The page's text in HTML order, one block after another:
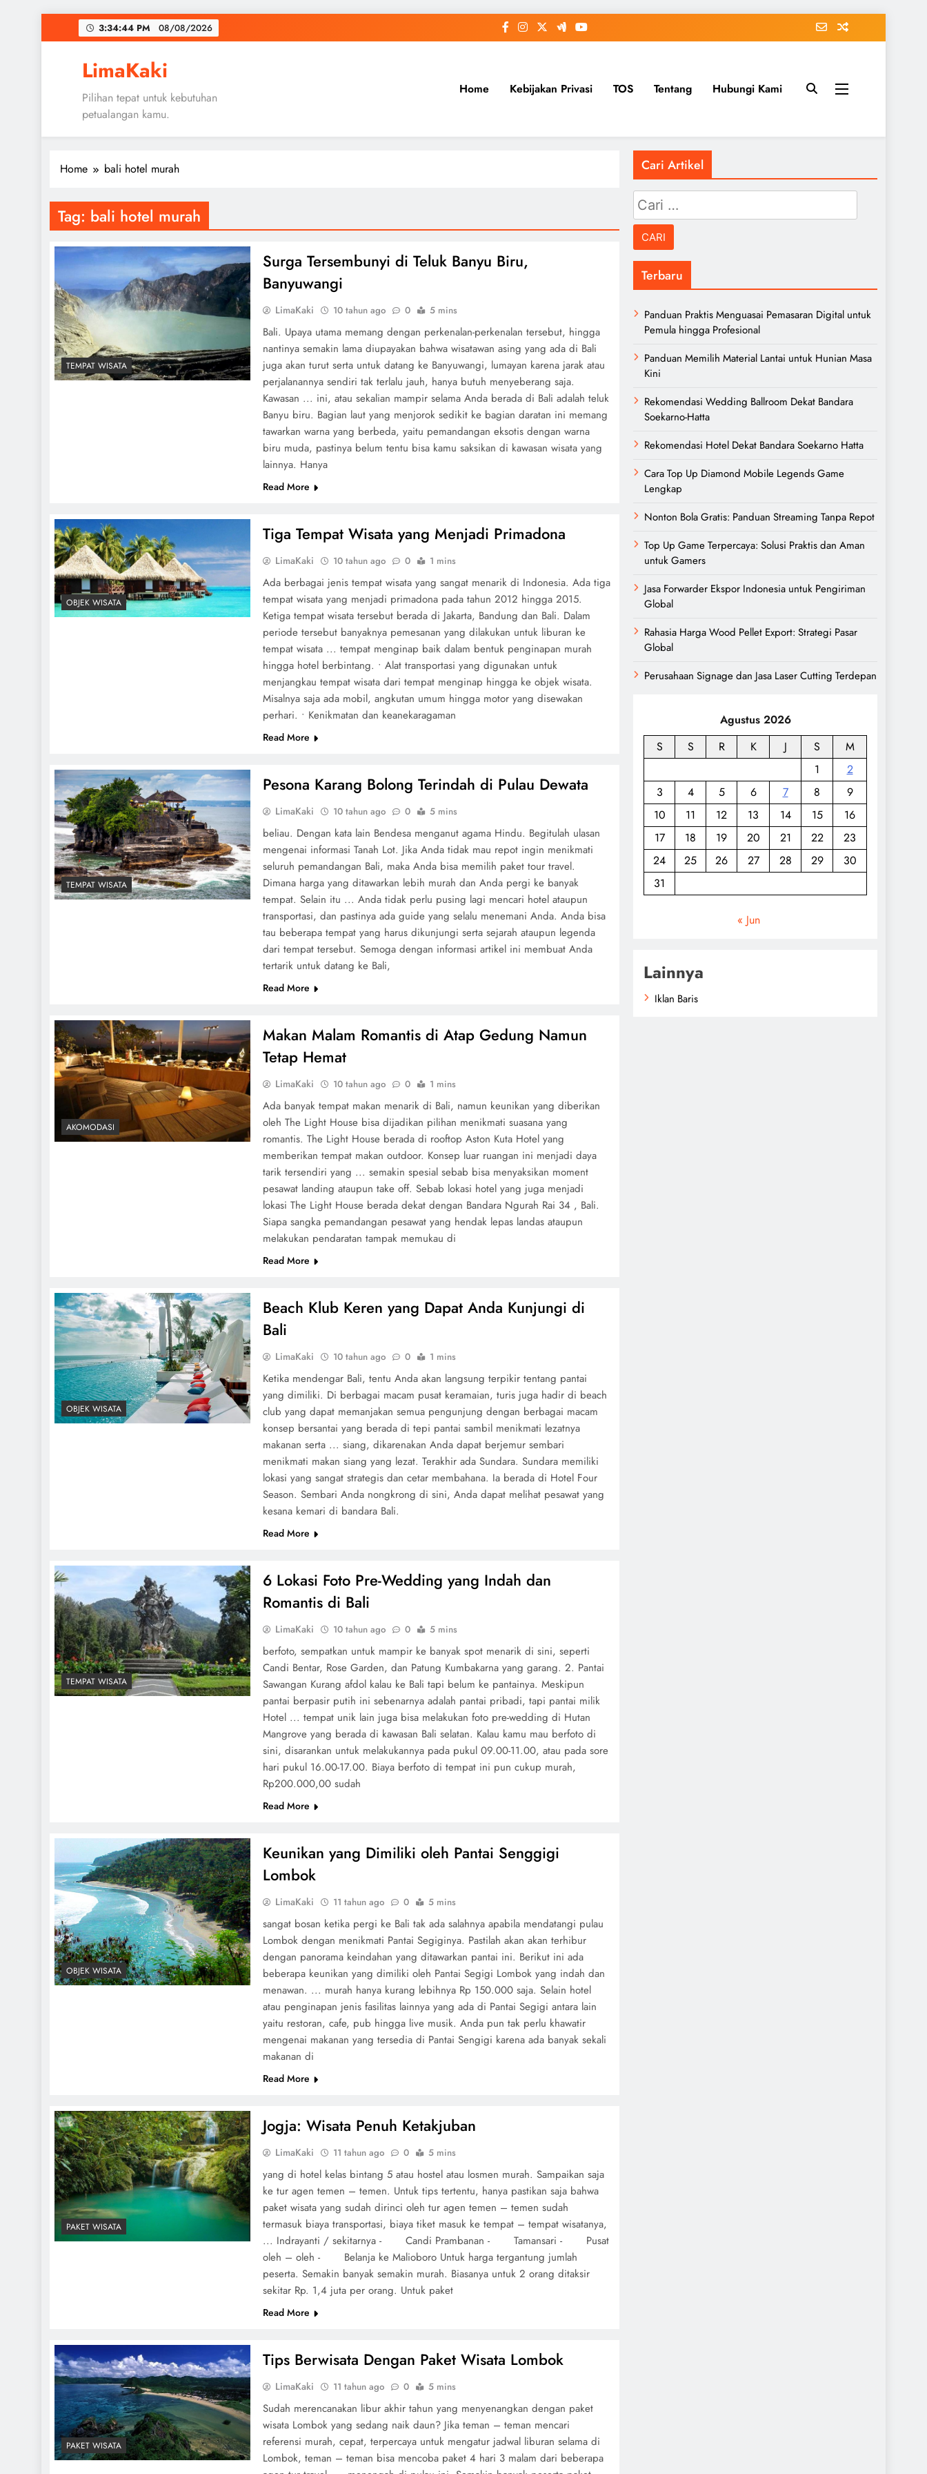
to
3:34:45 PM 08/08/2026
LimaKaki
Pilihan tepat untuk kebutuhan
petualangan kamu.
Home Kebijakan Privasi TOS Tentang Hubungi Kami
Home bali hotel murah
Tag: bali hotel murah
TEMPAT WISATA
Surga Tersembunyi di Teluk Banyu Biru,
Banyuwangi
LimaKaki 10 tahun ago 0 5 mins
Bali. Upaya utama memang dengan perkenalan-perkenalan tersebut, hingga
nantinya semakin lama diupayakan bahwa wisatawan asing yang ada di Bali
juga akan turut serta untuk datang ke Banyuwangi, lumayan karena jarak atau
perjalanannya sendiri tak terlalu jauh, hanya butuh menyeberang saja.
Kawasan ... ini, atau sekalian mampir selama Anda berada di Bali adalah teluk
Banyu biru. Bagian laut yang menjorok sedikit ke bagian daratan ini memang
tawarkan warna yang berbeda, yaitu pemandangan eksotis dengan warna
biru muda, pastinya belum tentu bisa kamu saksikan di kawasan wisata yang
lainnya. Hanya
Read More
OBJEK WISATA
Tiga Tempat Wisata yang Menjadi Primadona
LimaKaki 10 tahun ago 0 1 mins
Ada berbagai jenis tempat wisata yang sangat menarik di Indonesia. Ada tiga
tempat wisata yang menjadi primadona pada tahun 2012 hingga 2015.
Ketiga tempat wisata tersebut berada di Jakarta, Bandung dan Bali. Dalam
periode tersebut banyaknya pemesanan yang dilakukan untuk liburan ke
tempat wisata ... tempat menginap baik dalam bentuk penginapan murah
hingga hotel berbintang. • Alat transportasi yang digunakan untuk
menjangkau tempat wisata dari tempat menginap hingga ke objek wisata.
Misalnya saja ada mobil, angkutan umum hingga motor yang disewakan
perhari. • Kenikmatan dan keanekaragaman
Read More
TEMPAT WISATA
Pesona Karang Bolong Terindah di Pulau Dewata
LimaKaki 10 tahun ago 0 5 mins
beliau. Dengan kata lain Bendesa menganut agama Hindu. Begitulah ulasan
mengenai informasi Tanah Lot. Jika Anda tidak mau repot ingin menikmati
seluruh pemandangan Bali, maka Anda bisa memilih paket tour travel.
Dimana harga yang ditawarkan lebih murah dan Anda pergi ke banyak
tempat. Selain itu ... Anda tidak perlu pusing lagi mencari hotel ataupun
transportasi, dan pastinya ada guide yang selalu menemani Anda. Anda bisa
tau beberapa tempat yang harus dikunjungi serta sejarah ataupun legenda
dari tempat tersebut. Semoga dengan informasi artikel ini membuat Anda
tertarik untuk datang ke Bali,
Read More
AKOMODASI
Makan Malam Romantis di Atap Gedung Namun
Tetap Hemat
LimaKaki 10 tahun ago 0 1 mins
Ada banyak tempat makan menarik di Bali, namun keunikan yang diberikan
oleh The Light House bisa dijadikan pilihan menikmati suasana yang
romantis. The Light House berada di rooftop Aston Kuta Hotel yang
memberikan tempat makan outdoor. Konsep luar ruangan ini menjadi daya
tarik tersendiri yang ... semakin spesial sebab bisa menyaksikan moment
pesawat landing ataupun take off. Sebab lokasi hotel yang juga menjadi
lokasi The Light House berada dekat dengan Bandara Ngurah Rai 34 , Bali.
Siapa sangka pemandangan pesawat yang hendak lepas landas ataupun
melakukan pendaratan tampak memukau di
Read More
OBJEK WISATA
Beach Klub Keren yang Dapat Anda Kunjungi di
Bali
LimaKaki 10 tahun ago 0 1 mins
Ketika mendengar Bali, tentu Anda akan langsung terpikir tentang pantai
yang dimiliki. Di berbagai macam pusat keramaian, turis juga hadir di beach
club yang dapat memanjakan semua pengunjung dengan berbagai macam
konsep bersantai yang berada di tepi pantai sambil menikmati lezatnya
makanan serta ... siang, dikarenakan Anda dapat berjemur sembari
menikmati makan siang yang lezat. Terakhir ada Sundara. Sundara memiliki
lokasi yang sangat strategis dan cetar membahana. Ia berada di Hotel Four
Season. Sembari Anda nongkrong di sini, Anda dapat melihat pesawat yang
kesana kemari di bandara Bali.
Read More
TEMPAT WISATA
6 Lokasi Foto Pre-Wedding yang Indah dan
Romantis di Bali
LimaKaki 10 tahun ago 0 5 mins
berfoto, sempatkan untuk mampir ke banyak spot menarik di sini, seperti
Candi Bentar, Rose Garden, dan Patung Kumbakarna yang garang. 2. Pantai
Sawangan Kurang afdol kalau ke Bali tapi belum ke pantainya. Meskipun
pantai berpasir putih ini sebenarnya adalah pantai pribadi, tapi pantai milik
Hotel ... tempat unik lain juga bisa melakukan foto pre-wedding di Hutan
Mangrove yang berada di kawasan Bali selatan. Kalau kamu mau berfoto di
sini, disarankan untuk melakukannya pada pukul 09.00-11.00, atau pada sore
hari pukul 16.00-17.00. Biaya berfoto di tempat ini pun cukup murah,
Rp200.000,00 sudah
Read More
OBJEK WISATA
Keunikan yang Dimiliki oleh Pantai Senggigi
Lombok
LimaKaki 11 tahun ago 0 5 mins
sangat bosan ketika pergi ke Bali tak ada salahnya apabila mendatangi pulau
Lombok dengan menikmati Pantai Segiginya. Pastilah akan akan terhibur
dengan panorama keindahan yang ditawarkan pantai ini. Berikut ini ada
beberapa keunikan yang dimiliki oleh Pantai Segigi Lombok yang indah dan
menawan. ... murah hanya kurang lebihnya Rp 150.000 saja. Selain hotel
atau penginapan jenis fasilitas lainnya yang ada di Pantai Segigi antara lain
yaitu restoran, cafe, pub hingga live musik. Anda pun tak perlu khawatir
mengenai makanan yang tersedia di Pantai Sengigi karena ada banyak sekali
makanan di
Read More
PAKET WISATA
Jogja: Wisata Penuh Ketakjuban
LimaKaki 11 tahun ago 0 5 mins
yang di hotel kelas bintang 5 atau hostel atau losmen murah. Sampaikan saja
ke tur agen temen – temen. Untuk tips tertentu, hanya pastikan saja bahwa
paket wisata yang sudah dirinci oleh tur agen temen – temen sudah
termasuk biaya transportasi, biaya tiket masuk ke tempat – tempat wisatanya,
... Indrayanti / sekitarnya - Candi Prambanan - Tamansari - Pusat
oleh – oleh - Belanja ke Malioboro Untuk harga tergantung jumlah
peserta. Semakin banyak semakin murah. Biasanya untuk 2 orang ditaksir
sekitar Rp. 1,4 juta per orang. Untuk paket
Read More
PAKET WISATA
Tips Berwisata Dengan Paket Wisata Lombok
LimaKaki 11 tahun ago 0 5 mins
Sudah merencanakan libur akhir tahun yang menyenangkan dengan paket
wisata Lombok yang sedang naik daun? Jika teman – teman mencari
referensi murah, cepat, terpercaya untuk mengatur jadwal liburan selama di
Lombok, teman – teman bisa mencoba paket 4 hari 3 malam dari beberapa
Cari Artikel
Cari
untuk:
Terbaru
Panduan Praktis Menguasai Pemasaran Digital untuk
Pemula hingga Profesional
Panduan Memilih Material Lantai untuk Hunian Masa
Kini
Rekomendasi Wedding Ballroom Dekat Bandara
Soekarno-Hatta
Rekomendasi Hotel Dekat Bandara Soekarno Hatta
Cara Top Up Diamond Mobile Legends Game
Lengkap
Nonton Bola Gratis: Panduan Streaming Tanpa Repot
Top Up Game Terpercaya: Solusi Praktis dan Aman
untuk Gamers
Jasa Forwarder Ekspor Indonesia untuk Pengiriman
Global
Rahasia Harga Wood Pellet Export: Strategi Pasar
Global
Perusahaan Signage dan Jasa Laser Cutting Terdepan
Agustus 2026
S
S R K J S
M
1
2
3
4 5 6 7 8
9
10
11 12 13 14 15
16
17
18 19 20 21 22
23
24
25 26 27 28 29
30
31
« Jun
Lainnya
Iklan Baris